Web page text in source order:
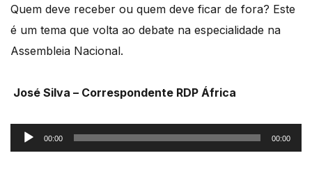
Quem deve receber ou quem deve ficar de fora? Este
é um tema que volta ao debate na especialidade na
Assembleia Nacional.
José Silva – Correspondente RDP África
Reprodutor
de
00:00 00:00